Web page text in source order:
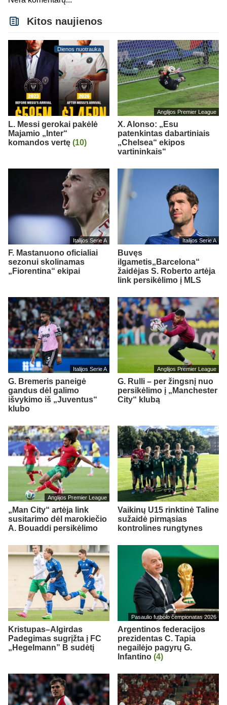
Kitos naujienos
Dienos nuotrauka
L. Messi gerokai pakėlė
Majamio „Inter“
komandos vertę (10)
Anglijos Premier League
X. Alonso: „Esu
patenkintas dabartiniais
„Chelsea“ ekipos
vartininkais“
Italijos Serie A
F. Mastanuono oficialiai
sezonui skolinamas
„Fiorentina“ ekipai
Italijos Serie A
Buvęs
ilgametis„Barcelona“
žaidėjas S. Roberto artėja
link persikėlimo į MLS
Italijos Serie A
G. Bremeris paneigė
gandus dėl galimo
išvykimo iš „Juventus“
klubo
Anglijos Premier League
G. Rulli – per žingsnį nuo
persikėlimo į „Manchester
City“ klubą
Anglijos Premier League
„Man City“ artėja link
susitarimo dėl marokiečio
A. Bouaddi persikėlimo
Vaikinų U15 rinktinė Taline
sužaidė pirmąsias
kontrolines rungtynes
Kristupas–Algirdas
Padegimas sugrįžta į FC
„Hegelmann” B sudėtį
Pasaulio futbolo čempionatas 2026
Argentinos federacijos
prezidentas C. Tapia
negailėjo pagyrų G.
Infantino (4)